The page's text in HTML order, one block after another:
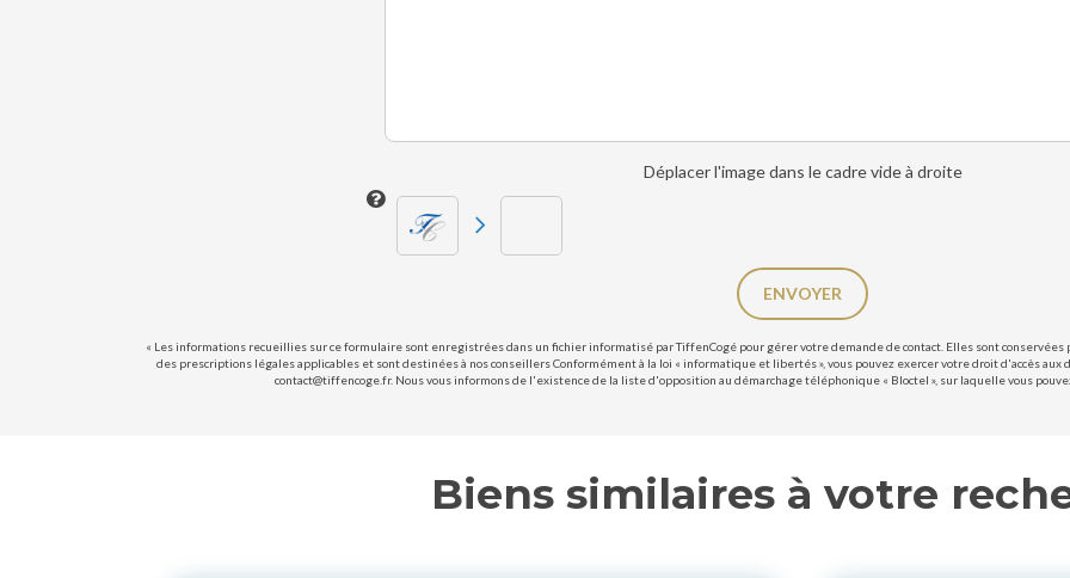
Déplacer l'image dans le cadre vide à droite
ENVOYER
« Les informations recueillies sur ce formulaire sont enregistrées dans un fichier informatisé par TiffenCogé pour gérer votre demande de contact. Elles sont
des prescriptions légales applicables et sont destinées à nos conseillers Conformément à la loi « informatique et libertés », vous pouvez exercer votre droit d'accès
contact@tiffencoge.fr. Nous vous informons de l'existence de la liste d'opposition au démarchage téléphonique « Bloctel », sur laquelle vous
Biens similaires à votre